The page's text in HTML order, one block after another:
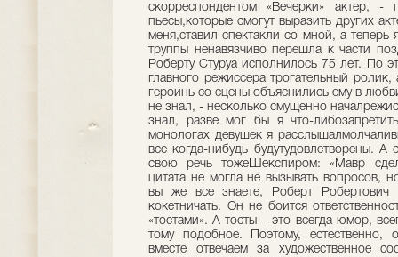
скорреспондентом «Вечерки» актер,
пьесы,которые смогут выразить других
меня,ставил спектакли со мной, а теперь
труппы ненавязчиво перешла к части
Роберту Стуруа исполнилось 75 лет. По
главного режиссера трогательный
героинь со сцены объяснились ему в
не знал, - несколько смущенно
знал, разве мог бы я что-
монологах девушек я
все когда-нибудь будутудовлетворены. А
свою речь тожеШекспиром: «Мавр
цитата не могла не вызывать вопросов,
вы же все знаете, Роберт Робертович
кокетничать. Он не боится
«тостами». А тосты – это всегда юмор,
тому подобное. Поэтому, естественно,
вместе отвечаем за художественное